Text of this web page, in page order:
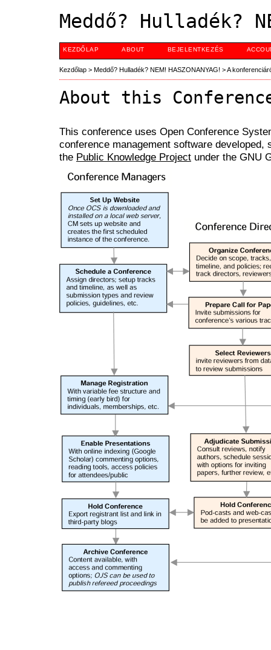
Meddő? Hulladék?
KEZDŐLAP ABOUT BEJELENTKEZÉS
Kezdőlap > Meddő? Hulladék? NEM! HASZONANYAG! >A
About this
This conference uses Open Conference
conference management software
the Public Knowledge Project under the GNU